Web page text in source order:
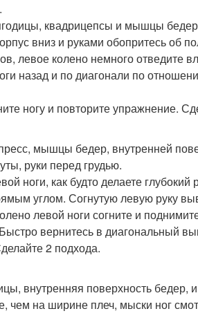
квадрицепсы и мышцы
вниз и руками обопритесь об
левое колено немного отведите
назад и по диагонали по
ногу и повторите упражнение.
мышцы бедер, внутренней
руки перед грудью.
ноги, как будто делаете
углом. Согнутую левую руку
левой ноги согните и
вернитесь в диагональный
2 подхода.
внутренняя поверхность бедер,
чем на ширине плеч, мыски ног